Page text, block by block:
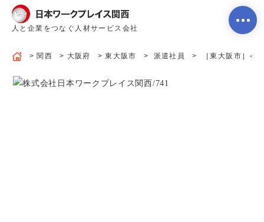
人と企業をつなぐ人材サービス会社
関西 大阪府 東大阪市 派遣社員 ［東大阪市］≪